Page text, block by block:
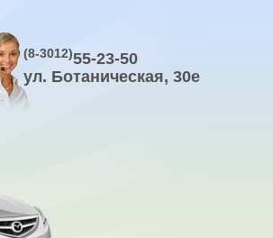
(8-3012)55-23-50
ул. Ботаническая, 30е